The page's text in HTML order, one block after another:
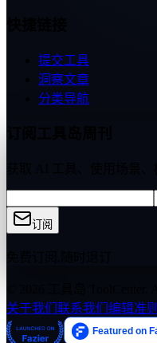
提交工具
洞察文章
分类导航
订阅
关于我们 联系我们 编辑准则